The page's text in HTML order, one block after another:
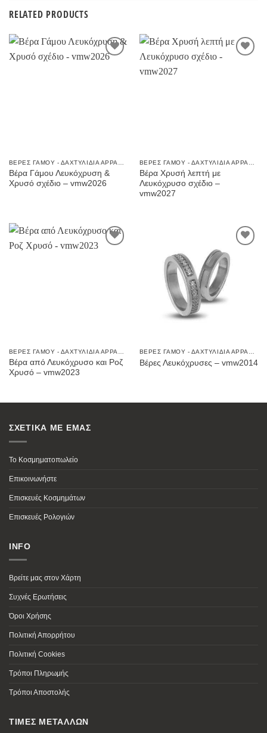
RELATED PRODUCTS
Βέρα Γάμου Λευκόχρυση &
Χρυσό σχέδιο – vmw2026
Βέρα Χρυσή λεπτή με
Λευκόχρυσο σχέδιο –
vmw2027
ΒΈΡΕΣ ΓΆΜΟΥ - ΔΑΧΤΥΛΊΔΙΑ ΑΡΡΑΒΏΝΩΝ
Βέρα από Λευκόχρυσο και Ροζ
Χρυσό – vmw2023
Προσθήκη
Wishlist
ΒΈΡΕΣ ΓΆΜΟΥ - ΔΑΧΤΥΛΊΔΙΑ ΑΡΡΑΒΏΝΩΝ
Βέρες Λευκόχρυσες – vmw2014
ΣΧΕΤΙΚΑ ΜΕ ΕΜΑΣ
Το Κοσμηματοπωλείο
Επικοινωνήστε
Επισκευές Κοσμημάτων
Επισκευές Ρολογιών
INFO
Βρείτε μας στον Χάρτη
Συχνές Ερωτήσεις
Όροι Χρήσης
Πολιτική Απορρήτου
Πολιτική Cookies
Τρόποι Πληρωμής
Τρόποι Αποστολής
ΤΙΜΕΣ ΜΕΤΑΛΛΩΝ